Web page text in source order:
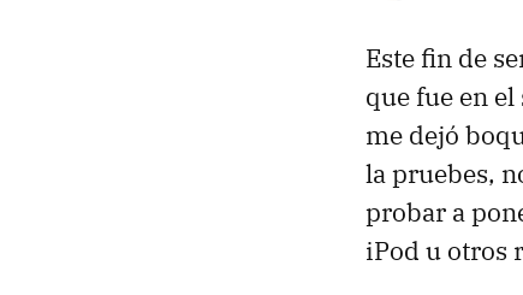
Este fin de
que fue en
me dejó
la pruebes,
probar a
iPod u otros